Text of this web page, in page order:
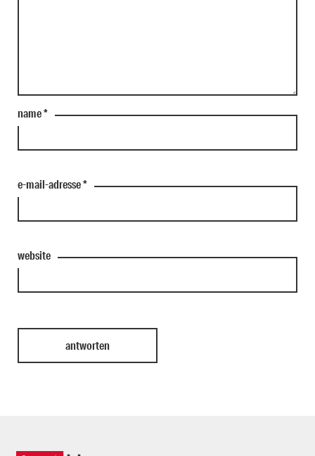
name*
e-mail-adresse*
website